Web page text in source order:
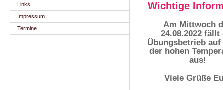
Links
Impressum
Termine
Wichtige
Am Mittwoch
24.08.2022 fällt
Übungsbetrieb auf
der hohen
aus!
Viele Grüße